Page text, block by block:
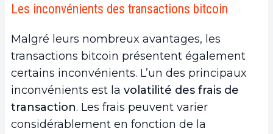
Les inconvénients des transactions bitcoin
Malgré leurs nombreux avantages, les
transactions bitcoin présentent également
certains inconvénients. L’un des principaux
inconvénients est la volatilité des frais de
transaction. Les frais peuvent varier
considérablement en fonction de la